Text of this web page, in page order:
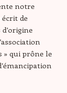
notre
de
» qui prône le